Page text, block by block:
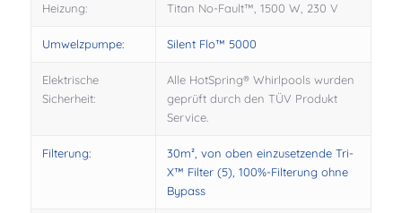
Heizung: Titan No-Fault™, 1500 W, 230 V
Umwelzpumpe: Silent Flo™ 5000
Elektrische
Sicherheit:
Alle HotSpring® Whirlpools wurden
geprüft durch den TÜV Produkt
Service.
Filterung:
30m², von oben einzusetzende Tri-
X™ Filter (5), 100%-Filterung ohne
Bypass